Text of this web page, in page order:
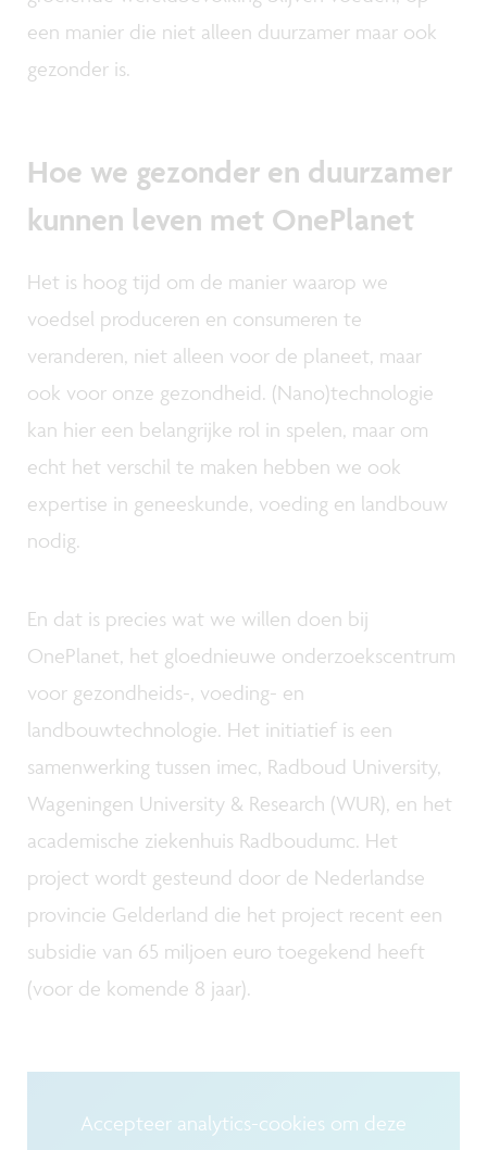
een manier die niet alleen duurzamer maar ook
gezonder is.
Hoe we gezonder en duurzamer
kunnen leven met OnePlanet
Het is hoog tijd om de manier waarop we
voedsel produceren en consumeren te
veranderen, niet alleen voor de planeet, maar
ook voor onze gezondheid. (Nano)technologie
kan hier een belangrijke rol in spelen, maar om
echt het verschil te maken hebben we ook
expertise in geneeskunde, voeding en landbouw
nodig.
En dat is precies wat we willen doen bij
OnePlanet, het gloednieuwe onderzoekscentrum
voor gezondheids-, voeding- en
landbouwtechnologie. Het initiatief is een
samenwerking tussen imec, Radboud University,
Wageningen University & Research (WUR), en het
academische ziekenhuis Radboudumc. Het
project wordt gesteund door de Nederlandse
provincie Gelderland die het project recent een
subsidie van 65 miljoen euro toegekend heeft
(voor de komende 8 jaar).
Accepteer analytics-cookies om deze